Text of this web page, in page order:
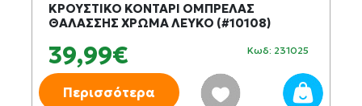
ΚΡΟΥΣΤΙΚΟ ΚΟΝΤΑΡΙ ΟΜΠΡΕΛΑΣ
ΘΑΛΑΣΣΗΣ ΧΡΩΜΑ ΛΕΥΚΟ (#10108)
39,99€ Κωδ: 231025
Περισσότερα